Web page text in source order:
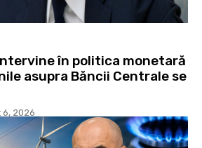
în politica monetară
asupra Băncii Centrale se
2026